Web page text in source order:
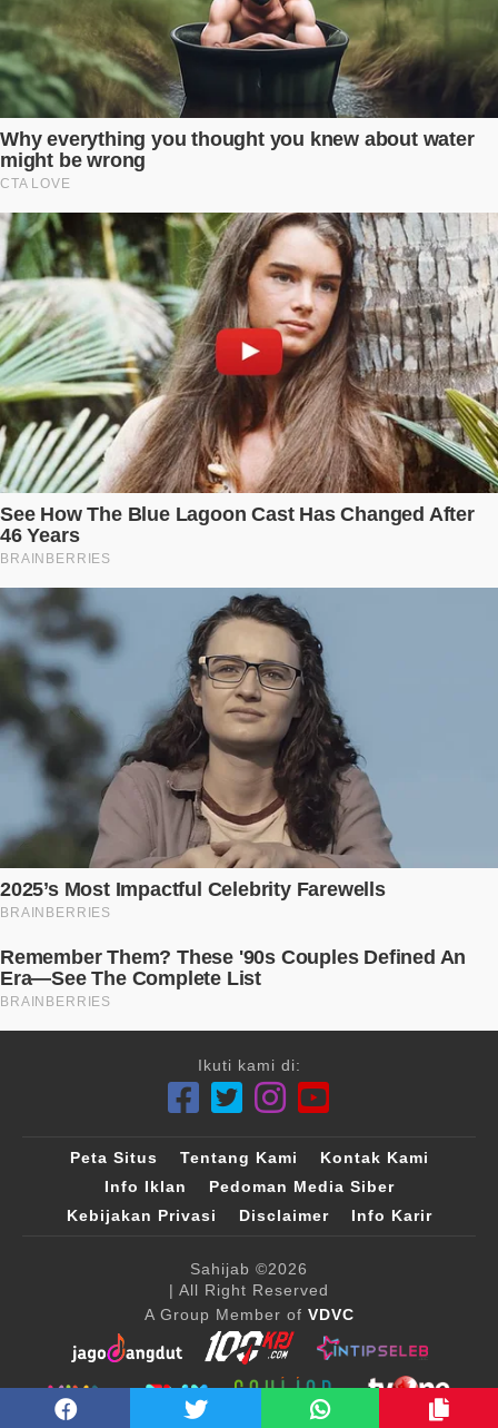
Ikuti kami di:
Peta Situs Tentang Kami
Kontak Kami
Info Iklan
Pedoman Media Siber
Kebijakan Privasi
Disclaimer Info Karir
Sahijab ©2026
| All Right Reserved
A Group Member of VDVC